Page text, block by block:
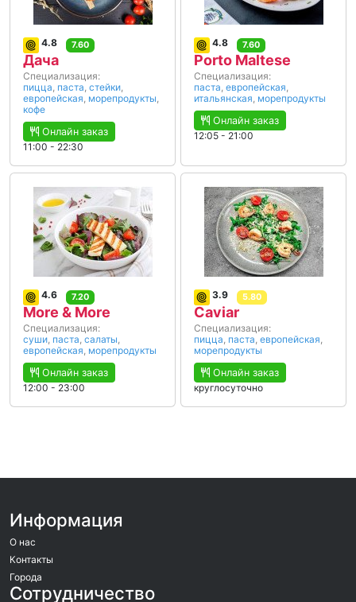
4.8 7.60
Дача
Специализация:
пицца, паста, стейки,
европейская, морепродукты,
кофе
Онлайн заказ
11:00 - 22:30
4.8 7.60
Porto Maltese
Специализация:
паста, европейская,
итальянская, морепродукты
Онлайн заказ
12:05 - 21:00
4.6 7.20
More & More
Специализация:
суши, паста, салаты,
европейская, морепродукты
Онлайн заказ
12:00 - 23:00
3.9 5.80
Caviar
Специализация:
пицца, паста, европейская,
морепродукты
Онлайн заказ
круглосуточно
Информация
О нас
Контакты
Города
Сотрудничество